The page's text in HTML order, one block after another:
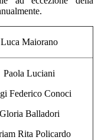
Luca Maiorano
Paola Luciani
Federico Conoci
Gloria Balladori
Rita Policardo